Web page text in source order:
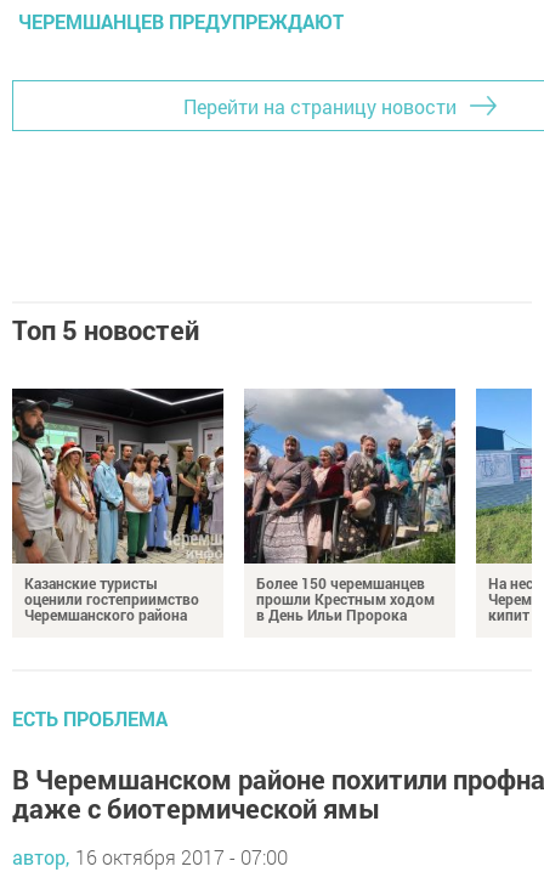
ЧЕРЕМШАНЦЕВ ПРЕДУПРЕЖДАЮТ
Перейти на страницу новости
Топ 5 новостей
Казанские туристы
оценили гостеприимство
Черемшанского района
Более 150 черемшанцев
прошли Крестным ходом
в День Ильи Пророка
На
кипит
ЕСТЬ ПРОБЛЕМА
В Черемшанском районе похитили
даже с биотермической ямы
автор, 16 октября 2017 - 07:00